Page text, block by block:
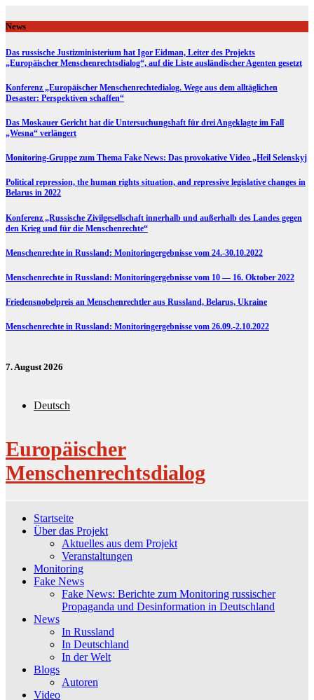
to
content
News
Das russische Justizministerium hat Igor Eidman, Leiter des Projekts
„Europäischer Menschenrechtsdialog“, auf die Liste ausländischer Agenten gesetzt
Konferenz „Europäischer Menschenrechtedialog. Wege aus dem alltäglichen
Desaster: Perspektiven schaffen“
Das Moskauer Gericht hat die Untersuchungshaft für drei Angeklagte im Fall
„Wesna“ verlängert
Monitoring-Gruppe zum Thema Fake News: Das provokative Video „Heil Selenskyj
Political repression, the human rights situation, and repressive legislative changes in
Belarus in 2022
Konferenz „Russische Zivilgesellschaft innerhalb und außerhalb des Landes gegen
den Krieg und für die Menschenrechte“
Menschenrechte in Russland: Monitoringergebnisse vom 24.-30.10.2022
Menschenrechte in Russland: Monitoringergebnisse vom 10 — 16. Oktober 2022
Friedensnobelpreis an Menschenrechtler aus Russland, Belarus, Ukraine
Menschenrechte in Russland: Monitoringergebnisse vom 26.09.-2.10.2022
7. August 2026
Deutsch
Europäischer
Menschenrechtsdialog
Startseite
Über das Projekt
Aktuelles aus dem Projekt
Veranstaltungen
Monitoring
Fake News
Fake News: Berichte zum Monitoring russischer
Propaganda und Desinformation in Deutschland
News
In Russland
In Deutschland
In der Welt
Blogs
Autoren
Video